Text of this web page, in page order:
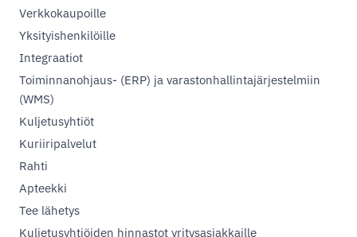
Verkkokaupoille
Yksityishenkilöille
Integraatiot
Toiminnanohjaus- (ERP) ja varastonhallintajärjestelmiin
(WMS)
Kuljetusyhtiöt
Kuriiripalvelut
Rahti
Apteekki
Tee lähetys
Kuljetusyhtiöiden hinnastot yritysasiakkaille